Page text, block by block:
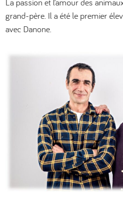
grand-père. Il a été le premier
avec Danone.